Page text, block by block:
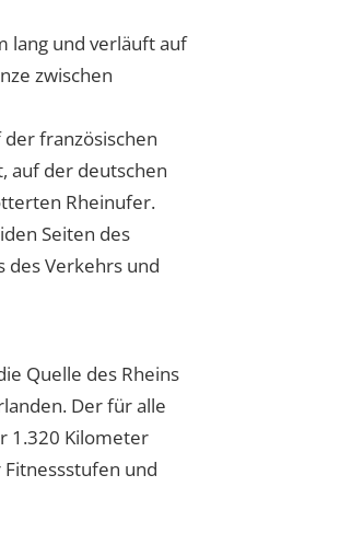
lang und verläuft auf
zwischen
französischen
auf der deutschen
Rheinufer.
Seiten des
des Verkehrs und
Quelle des Rheins
Der für alle
1.320 Kilometer
und